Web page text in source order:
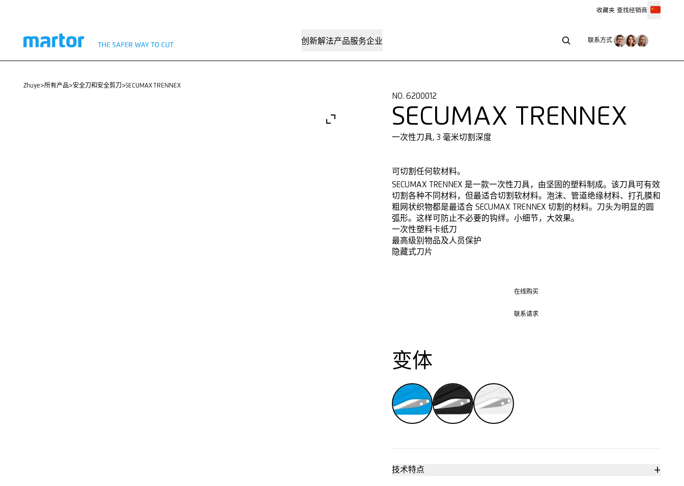
收藏夹 查找经销商
创新解法产品服务企业 联系方式
zhuye> 所有产品> 安全刀和安全剪刀> SECUMAX TRENNEX
NO. 6200012
SECUMAX TRENNEX
一次性刀具, 3 毫米切割深度
可切割任何软材料。
SECUMAX TRENNEX 是一款一次性刀具，由坚固的塑料制成。该刀具可有效
切割各种不同材料，但最适合切割软材料。泡沫、管道绝缘材料、打孔膜和
粗网状织物都是最适合 SECUMAX TRENNEX 切割的材料。刀头为明显的圆
弧形。这样可防止不必要的钩绊。小细节，大效果。
一次性塑料卡纸刀
最高级别物品及人员保护
隐藏式刀片
在线购买
联系请求
变体
技术特点 +